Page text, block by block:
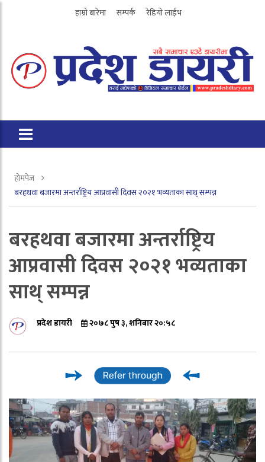
हाम्रो बारेमा सम्पर्क रेडियो लाईभ
होमपेज
बरहथवा बजारमा अन्तर्राष्ट्रिय आप्रवासी दिवस २०२१ भव्यताका साथ् सम्पन्न
बरहथवा बजारमा अन्तर्राष्ट्रिय
आप्रवासी दिवस २०२१ भव्यताका
साथ् सम्पन्न
प्रदेश डायरी २०७८ पुष ३, शनिबार २०:५८